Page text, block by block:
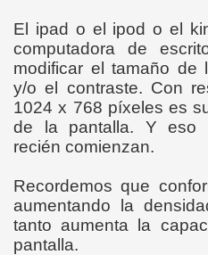
El ipad o el ipod o el
computadora de
modificar el tamaño de
y/o el contraste. Con
1024 x 768 píxeles es
de la pantalla. Y eso
recién comienzan.
Recordemos que
aumentando la
tanto aumenta la
pantalla.